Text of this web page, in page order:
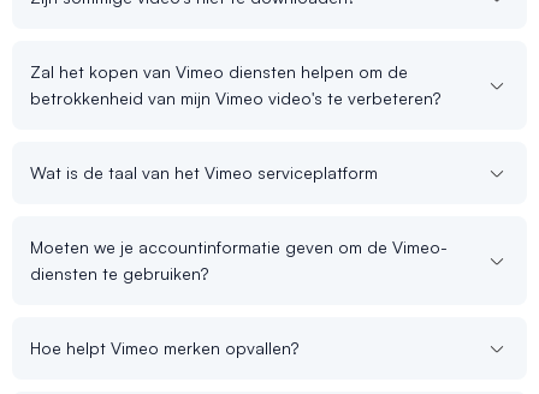
Zal het kopen van Vimeo diensten helpen om de
betrokkenheid van mijn Vimeo video's te verbeteren?
Wat is de taal van het Vimeo serviceplatform
Moeten we je accountinformatie geven om de Vimeo-
diensten te gebruiken?
Hoe helpt Vimeo merken opvallen?